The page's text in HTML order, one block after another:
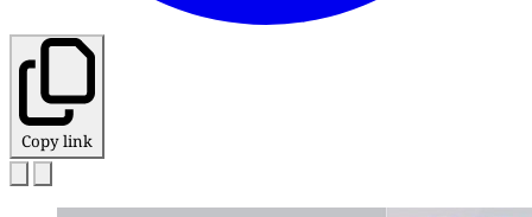
Copy link